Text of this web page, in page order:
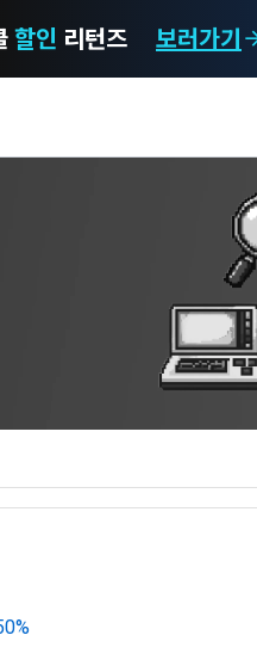
할인 리턴즈 보러가기
관
정보 서비스를 이용하는 조건 및
전부에 동의한다는 것을 의미하며
관은 저작권 분쟁 정책의 조항을
웹사이트를 말한다.
관에 동의하고 "회사"와 이용 계약
리방침
본)
운데 최우선의 가치로 두고 있습
종료까지 정보통신망 이용촉진 및
내의 개인정보 보호 법령을 철저
사용하며, 필요에 따라 누구와 이
파기 하는지 등 ‘개인정보의 한살
모 등)이 만14세 미만 아동의 개
.
신 동의
, 각종 경품 행사, 이벤트, 경진대
을 통해 이용자에게 제공합니다.
도 고객의 의사에 따라 동의를 철
의 이용에 제한이 되지 않습니다.
팅 정보 안내 서비스가 제한됩니다.
대해서는 동의 거부 하시더라도
팅 정보 안내 서비스가 제한됩니다.